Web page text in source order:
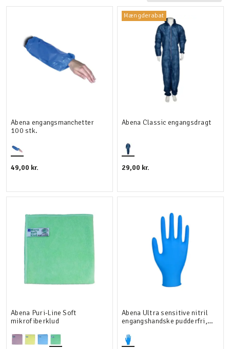
Abena engangsmanchetter
100 stk.
49,00 kr.
Mængderabat
Abena Classic engangsdragt
29,00 kr.
Abena Puri-Line Soft
mikrofiberklud
Abena Ultra sensitive nitril
engangshandske pudderfri,